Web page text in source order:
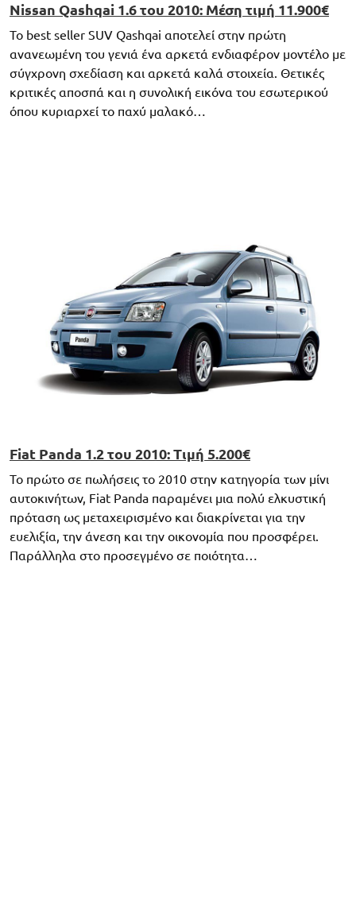
Nissan Qashqai 1.6 του 2010: Μέση τιμή 11.900€
To best seller SUV Qashqai αποτελεί στην πρώτη
ανανεωμένη του γενιά ένα αρκετά ενδιαφέρον μοντέλο με
σύγχρονη σχεδίαση και αρκετά καλά στοιχεία. Θετικές
κριτικές αποσπά και η συνολική εικόνα του εσωτερικού
όπου κυριαρχεί το παχύ μαλακό…
Fiat Panda 1.2 του 2010: Τιμή 5.200€
Το πρώτο σε πωλήσεις το 2010 στην κατηγορία των μίνι
αυτοκινήτων, Fiat Panda παραμένει μια πολύ ελκυστική
πρόταση ως μεταχειρισμένο και διακρίνεται για την
ευελιξία, την άνεση και την οικονομία που προσφέρει.
Παράλληλα στο προσεγμένο σε ποιότητα…